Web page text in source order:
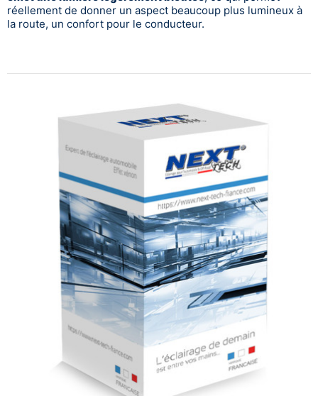
réellement de donner un aspect beaucoup plus lumineux à
la route, un confort pour le conducteur.